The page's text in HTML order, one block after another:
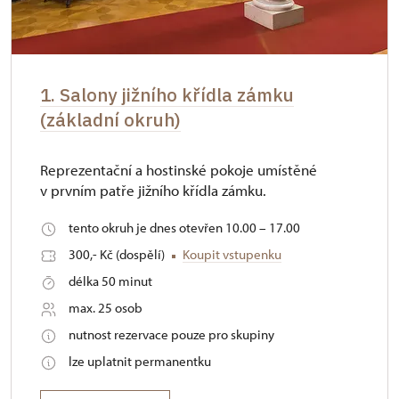
1. Salony jižního křídla zámku
(základní okruh)
Reprezentační a hostinské pokoje umístěné
v prvním patře jižního křídla zámku.
tento okruh je dnes otevřen 10.00 – 17.00
300,- Kč (dospělí)
Koupit vstupenku
délka 50 minut
max. 25 osob
nutnost rezervace pouze pro skupiny
lze uplatnit permanentku